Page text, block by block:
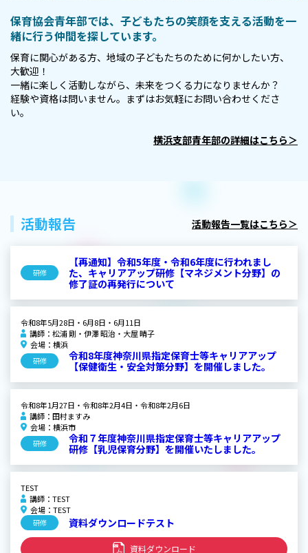
保育協会青年部では、 子どもたちの笑顔を支える活動を一
緒に行う仲間を探しています。
保育に関心がある方、地域の子どもたちのために何かしたい方、
大歓迎！
一緒に楽しく活動しながら、未来をつくる力になりませんか？
経験や資格は問いません。まずはお気軽にお問い合わせくださ
い。
横浜支部青年部の詳細はこちら＞
活動報告 活動報告一覧はこちら＞
研修
【再通知】令和5年度・令和6年度に行われまし
た、キャリアアップ研修【マネジメント分野】の
修了証の再発行について
令和8年5月28日・6月8日・6月11日
講師：松浦 剛・伊澤 昭治・大屋 晴子
会場：横浜
研修
令和8年度神奈川県指定保育士等キャリアアップ
【保健衛生・安全対策分野】を開催しました。
令和8年1月27日・令和8年2月4日・令和8年2月6日
講師：田村ますみ
会場：横浜市
研修
令和７年度神奈川県指定保育士等キャリアアップ
研修【乳児保育分野】を開催いたしました。
TEST
講師：TEST
会場：TEST
研修 資料ダウンロードテスト
資料ダウンロード